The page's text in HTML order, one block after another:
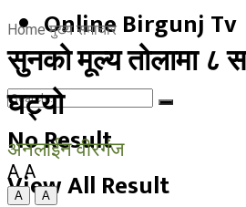
Online Birgunj Tv
No Result
View All Result
Home मुख्य समाचार
सुनको मूल्य तोलामा ८
घट्यो
अनलाईन वीरगंज
A A
A
A